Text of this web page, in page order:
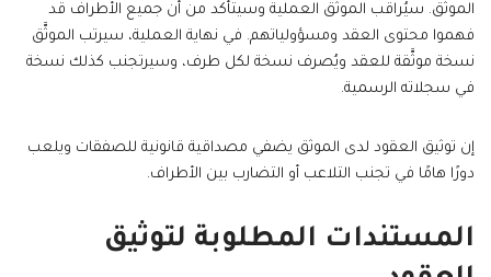
الموثِّق. سيُراقب الموثِّق العملية وسيتأكد من أن جميع الأطراف قد
فهموا محتوى العقد ومسؤولياتهم. في نهاية العملية، سيرتب الموثَّق
نسخة موثَّقة للعقد ويُصرف نسخة لكل طرف، وسيرتجنب كذلك نسخة
في سجلاته الرسمية.
إن توثيق العقود لدى الموثق يضفي مصداقية قانونية للصفقات ويلعب
دورًا هامًا في تجنب التلاعب أو التضارب بين الأطراف.
المستندات المطلوبة لتوثيق